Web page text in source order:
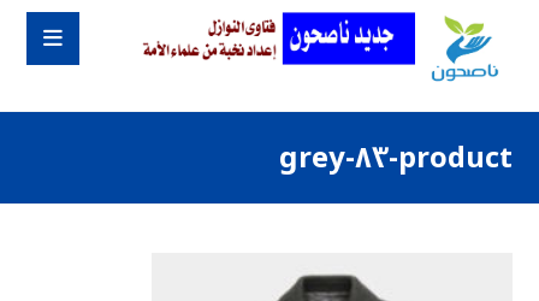
product-٨٣-grey